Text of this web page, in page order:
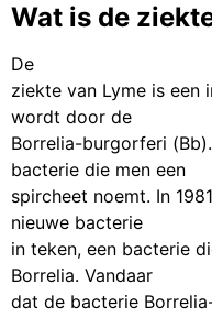
Wat is de
De
ziekte van Lyme is
wordt door de
Borrelia-burgorferi
bacterie die men een
spircheet noemt. In
nieuwe bacterie
in teken, een bacterie
Borrelia. Vandaar
dat de bacterie